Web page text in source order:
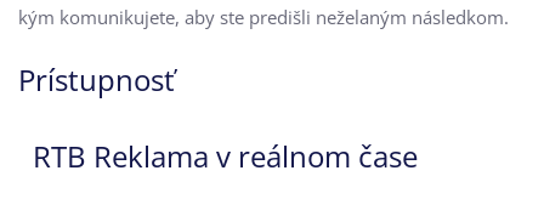
kým komunikujete, aby ste predišli neželaným následkom.
Prístupnosť
RTB Reklama v reálnom čase